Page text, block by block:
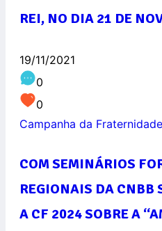
REI, NO DIA 21 DE
19/11/2021
0
0
Campanha da Fraternidade
COM SEMINÁRIOS
REGIONAIS DA CNBB
A CF 2024 SOBRE A